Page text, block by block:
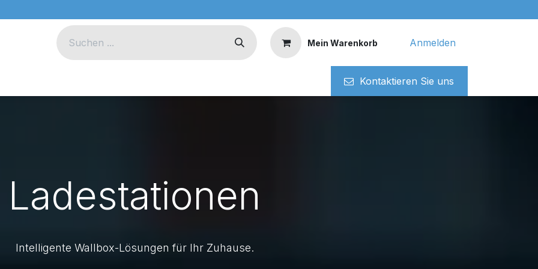
Mein Warenkorb Anmelden
Kontaktieren ​​Si​​e uns
Ladestationen
Intelligente Wallbox-Lösungen für Ihr Zuhause.